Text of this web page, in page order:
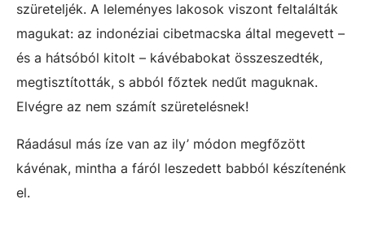
szüreteljék. A leleményes lakosok viszont feltalálták
magukat: az indonéziai cibetmacska által megevett –
és a hátsóból kitolt – kávébabokat összeszedték,
megtisztították, s abból főztek nedűt maguknak.
Elvégre az nem számít szüretelésnek!
Ráadásul más íze van az ily’ módon megfőzött
kávénak, mintha a fáról leszedett babból készítenénk
el.